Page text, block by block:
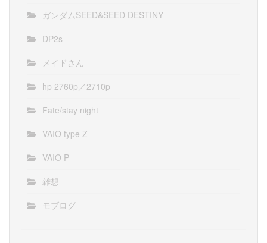
ガンダムSEED&SEED DESTINY
DP2s
メイドさん
hp 2760p／2710p
Fate/stay night
VAIO type Z
VAIO P
雑想
モブログ